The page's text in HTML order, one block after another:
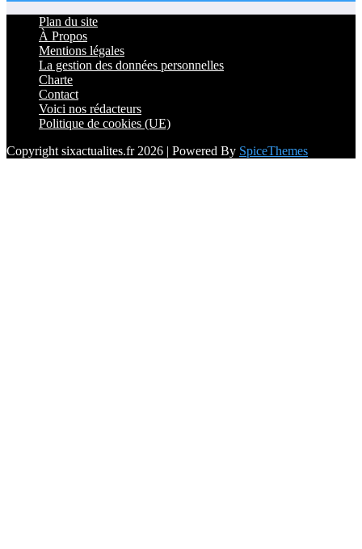
Plan du site
À Propos
Mentions légales
La gestion des données personnelles
Charte
Contact
Voici nos rédacteurs
Politique de cookies (UE)
Copyright sixactualites.fr 2026 | Powered By SpiceThemes